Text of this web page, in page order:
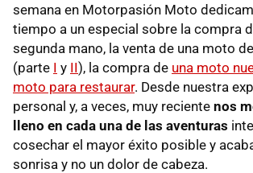
semana en Motorpasión Moto
tiempo a un especial sobre la compra
segunda mano, la venta de una moto
(parte I y II), la compra de una moto
moto para restaurar. Desde nuestra
personal y, a veces, muy reciente nos
lleno en cada una de las aventuras
cosechar el mayor éxito posible y
sonrisa y no un dolor de cabeza.